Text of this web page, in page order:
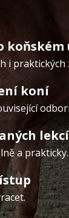
koňském
i praktických
koní
lekcí
a prakticky.